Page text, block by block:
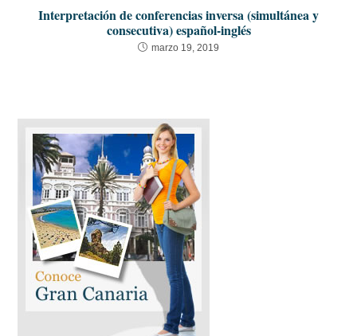
Interpretación de conferencias inversa (simultánea y
consecutiva) español-inglés
marzo 19, 2019